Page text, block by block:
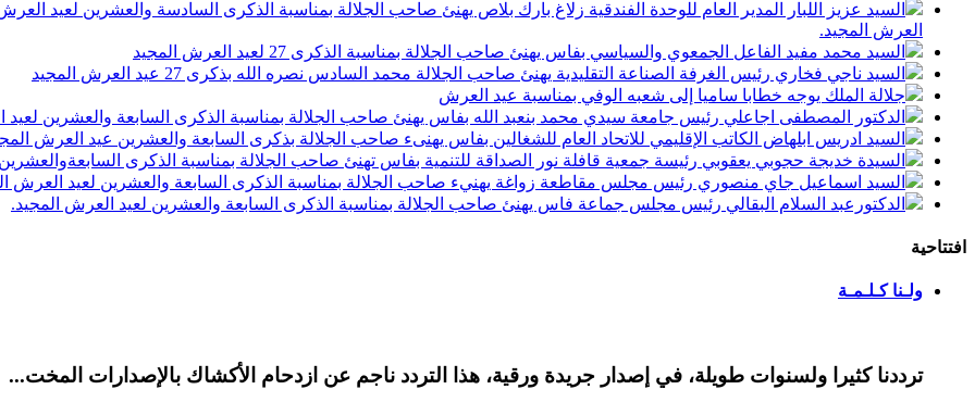
السيد عزيز اللبار المدير العام للوحدة الفندقية زلاغ بارك بلاص يهنئ صاحب الجلالة بمناسبة الذكرى السادسة والعشرين لعيد
العرش المجيد.
السيد محمد مفيد الفاعل الجمعوي والسياسي بفاس يهنئ صاحب الجلالة بمناسبة الذكرى 27 لعيد العرش المجيد
السيد ناجي فخاري رئيس الغرفة الصناعة التقليدية يهنئ صاحب الجلالة محمد السادس نصره الله بذكرى 27 عيد العرش المجيد
جلالة الملك يوجه خطابا ساميا إلى شعبه الوفي بمناسبة عيد العرش
الدكتور المصطفى اجاعلي رئيس جامعة سيدي محمد بنعبد الله بفاس يهنئ صاحب الجلالة بمناسبة الذكرى السابعة والعشرين لعيد
السيد ادريس ابلهاض الكاتب الإقليمي للاتحاد العام للشغالين بفاس يهنىء صاحب الجلالة بذكرى السابعة والعشرين عيد العرش
السيدة خديجة حجوبي يعقوبي رئيسة جمعية قافلة نور الصداقة للتنمية بفاس تهنئ صاحب الجلالة بمناسبة الذكرى
السيد اسماعيل جاي منصوري رئيس مجلس مقاطعة زواغة يهنيء صاحب الجلالة بمناسبة الذكرى السابعة والعشرين لعيد العرش
الدكتورعبد السلام البقالي رئيس مجلس جماعة فاس يهنئ صاحب الجلالة بمناسبة الذكرى السابعة والعشرين لعيد العرش المجيد.
افتتاحية
ولـنا كـلـمـة
ترددنا كثيرا ولسنوات طويلة، في إصدار جريدة ورقية، هذا التردد ناجم عن ازدحام الأكشاك بالإصدارات المخت...